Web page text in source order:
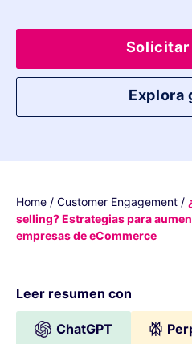
Solicitar
Explora
Home / Customer Engagement /
selling? Estrategias para
empresas de eCommerce
Leer resumen con
ChatGPT